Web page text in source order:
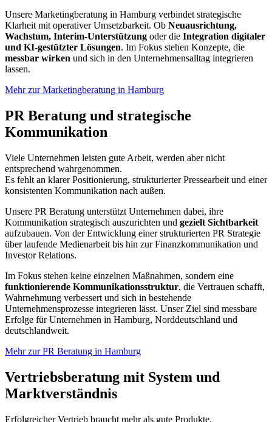
Unsere Marketingberatung in Hamburg verbindet strategische
Klarheit mit operativer Umsetzbarkeit. Ob Neuausrichtung,
Wachstum, Interim-Unterstützung oder die Integration digitaler
und KI-gestützter Lösungen. Im Fokus stehen Konzepte, die
messbar wirken und sich in den Unternehmensalltag integrieren
lassen.
Mehr zur Marketingberatung in Hamburg
PR Beratung und strategische
Kommunikation
Viele Unternehmen leisten gute Arbeit, werden aber nicht
entsprechend wahrgenommen.
Es fehlt an klarer Positionierung, strukturierter Pressearbeit und einer
konsistenten Kommunikation nach außen.
Unsere PR Beratung unterstützt Unternehmen dabei, ihre
Kommunikation strategisch auszurichten und gezielt Sichtbarkeit
aufzubauen. Von der Entwicklung einer strukturierten PR Strategie
über laufende Medienarbeit bis hin zur Finanzkommunikation und
Investor Relations.
Im Fokus stehen keine einzelnen Maßnahmen, sondern eine
funktionierende Kommunikationsstruktur, die Vertrauen schafft,
Wahrnehmung verbessert und sich in bestehende
Unternehmensprozesse integrieren lässt. Unser Ziel sind messbare
Erfolge für Unternehmen in Hamburg, Norddeutschland und
deutschlandweit.
Mehr zur PR Beratung in Hamburg
Vertriebsberatung mit System und
Marktverständnis
Erfolgreicher Vertrieb braucht mehr als gute Produkte.